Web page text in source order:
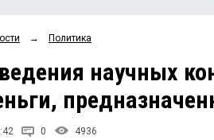
→ Политика
научных
0 4936